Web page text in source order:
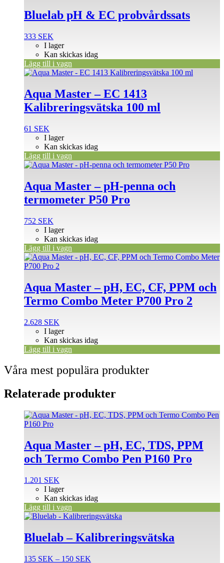
Bluelab pH & EC probvårdssats
333 SEK
I lager
Kan skickas idag
Lägg till i vagn
Aqua Master – EC 1413
Kalibreringsvätska 100 ml
61 SEK
I lager
Kan skickas idag
Lägg till i vagn
Aqua Master – pH-penna och
termometer P50 Pro
752 SEK
I lager
Kan skickas idag
Lägg till i vagn
Aqua Master – pH, EC, CF, PPM och
Termo Combo Meter P700 Pro 2
2.628 SEK
I lager
Kan skickas idag
Lägg till i vagn
Våra mest populära produkter
Relaterade produkter
Aqua Master – pH, EC, TDS, PPM
och Termo Combo Pen P160 Pro
1.201 SEK
I lager
Kan skickas idag
Lägg till i vagn
Bluelab – Kalibreringsvätska
135 SEK – 150 SEK
Den
produkten
har
varianter.